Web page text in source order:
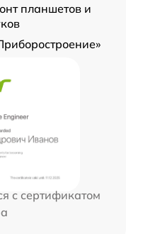
планшетов и
с сертификатом